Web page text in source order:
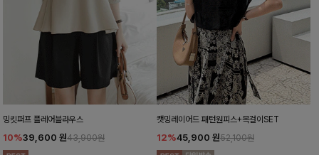
밍킷퍼프 플레어블라우스
10%39,600 원43,900원
캣밍레이어드 패턴원피스+목걸이SET
12%45,900 원52,100원